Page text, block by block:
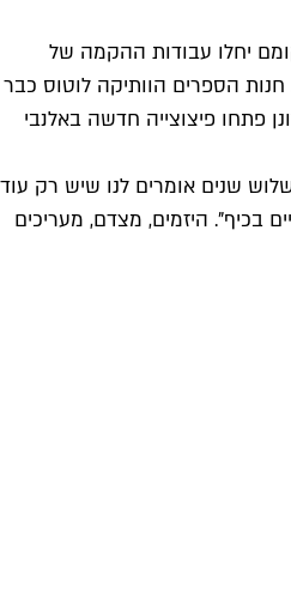
יחלו עבודות ההקמה של
חנות הספרים הוותיקה לוטוס כבר
בפיצוציית אלנבי 101 השלימו עם הגורל המר, ולאחר 12 שנה הבעלים נועם ורונן פתחו פיצוצייה חדשה באלנבי
שנים אומרים לנו שיש רק עוד
בכיף". היזמים, מצדם, מעריכים